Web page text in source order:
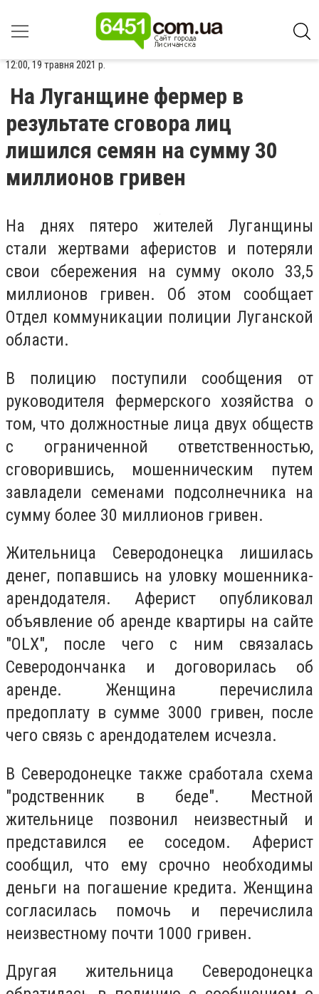
12:00, 19 травня 2021 р.
На Луганщине фермер в
результате сговора лиц
лишился семян на сумму 30
миллионов гривен
На днях пятеро жителей Луганщины
стали жертвами аферистов и потеряли
свои сбережения на сумму около 33,5
миллионов гривен. Об этом сообщает
Отдел коммуникации полиции Луганской
области.
В полицию поступили сообщения от
руководителя фермерского хозяйства о
том, что должностные лица двух обществ
с ограниченной ответственностью,
сговорившись, мошенническим путем
завладели семенами подсолнечника на
сумму более 30 миллионов гривен.
Жительница Северодонецка лишилась
денег, попавшись на уловку мошенника-
арендодателя. Аферист опубликовал
объявление об аренде квартиры на сайте
"OLX", после чего с ним связалась
Северодончанка и договорилась об
аренде. Женщина перечислила
предоплату в сумме 3000 гривен, после
чего связь с арендодателем исчезла.
В Северодонецке также сработала схема
"родственник в беде". Местной
жительнице позвонил неизвестный и
представился ее соседом. Аферист
сообщил, что ему срочно необходимы
деньги на погашение кредита. Женщина
согласилась помочь и перечислила
неизвестному почти 1000 гривен.
Другая жительница Северодонецка